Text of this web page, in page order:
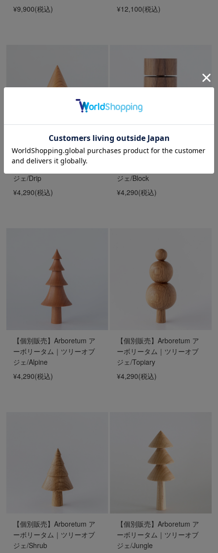
¥9,900(税込)
¥12,100(税込)
【個別販売】Arboretum ア
ーボリータム｜ツリーオブ
ジェ/Drip
¥4,290(税込)
【個別販売】Arboretum ア
ジェ/Block
¥4,290(税込)
【個別販売】Arboretum ア
ーボリータム｜ツリーオブ
ジェ/Alpine
¥4,290(税込)
【個別販売】Arboretum ア
ーボリータム｜ツリーオブ
ジェ/Topiary
¥4,290(税込)
【個別販売】Arboretum ア
ーボリータム｜ツリーオブ
ジェ/Shrub
【個別販売】Arboretum ア
ーボリータム｜ツリーオブ
ジェ/Jungle